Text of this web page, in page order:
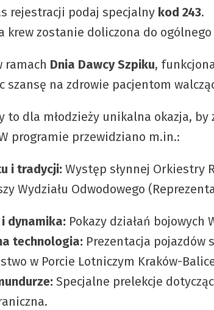
rejestracji podaj specjalny kod 243.
krew zostanie doliczona do ogólnego
ramach Dnia Dawcy Szpiku,
szansę na zdrowie pacjentom
to dla młodzieży unikalna okazja,
programie przewidziano m.in.:
i tradycji: Występ słynnej Orkiestry
Wydziału Odwodowego
dynamika: Pokazy działań bojowych
technologia: Prezentacja pojazdów
w Porcie Lotniczym Kraków-
Specjalne prelekcje